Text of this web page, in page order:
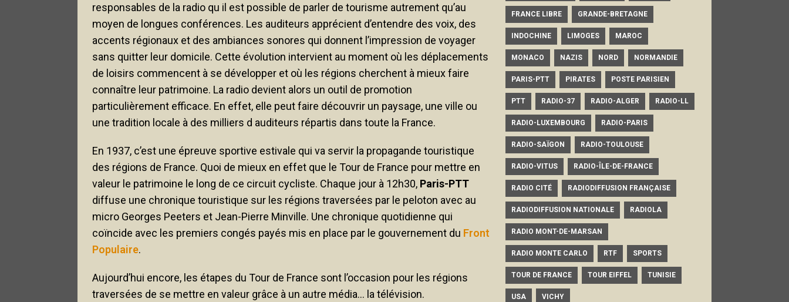
responsables de la radio qu il est possible de parler de tourisme autrement qu’au
moyen de longues conférences. Les auditeurs apprécient d’entendre des voix, des
accents régionaux et des ambiances sonores qui donnent l’impression de voyager
sans quitter leur domicile. Cette évolution intervient au moment où les déplacements
de loisirs commencent à se développer et où les régions cherchent à mieux faire
connaître leur patrimoine. La radio devient alors un outil de promotion
particulièrement efficace. En effet, elle peut faire découvrir un paysage, une ville ou
une tradition locale à des milliers d auditeurs répartis dans toute la France.
En 1937, c’est une épreuve sportive estivale qui va servir la propagande touristique
des régions de France. Quoi de mieux en effet que le Tour de France pour mettre en
valeur le patrimoine le long de ce circuit cycliste. Chaque jour à 12h30, Paris-PTT
diffuse une chronique touristique sur les régions traversées par le peloton avec au
micro Georges Peeters et Jean-Pierre Minville. Une chronique quotidienne qui
coïncide avec les premiers congés payés mis en place par le gouvernement du Front
Populaire.
Aujourd’hui encore, les étapes du Tour de France sont l’occasion pour les régions
traversées de se mettre en valeur grâce à un autre média… la télévision.
FRANCE LIBRE GRANDE-BRETAGNE
INDOCHINE LIMOGES MAROC
MONACO NAZIS NORD NORMANDIE
PARIS-PTT PIRATES POSTE PARISIEN
PTT RADIO-37 RADIO-ALGER RADIO-LL
RADIO-LUXEMBOURG RADIO-PARIS
RADIO-SAÏGON RADIO-TOULOUSE
RADIO-VITUS RADIO-ÎLE-DE-FRANCE
RADIO CITÉ RADIODIFFUSION FRANÇAISE
RADIODIFFUSION NATIONALE RADIOLA
RADIO MONT-DE-MARSAN
RADIO MONTE CARLO RTF SPORTS
TOUR DE FRANCE TOUR EIFFEL TUNISIE
USA VICHY